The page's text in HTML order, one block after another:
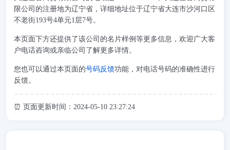
限公司的注册地为辽宁省，详细地址位于辽宁省大连市沙河口区
不老街193号4单元1层7号。
本页面下方还提供了该公司的名片样例等更多信息，欢迎广大客
户电话咨询或亲临公司了解更多详情。
您也可以通过本页面的号码反馈功能，对电话号码的准确性进行
反馈。
⏰ 页面更新时间：2024-05-10 23:27:24